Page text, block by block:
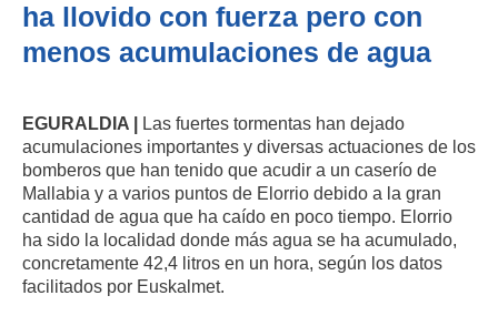
ha llovido con fuerza pero con
menos acumulaciones de agua
EGURALDIA | Las fuertes tormentas han dejado
acumulaciones importantes y diversas actuaciones de los
bomberos que han tenido que acudir a un caserío de
Mallabia y a varios puntos de Elorrio debido a la gran
cantidad de agua que ha caído en poco tiempo. Elorrio
ha sido la localidad donde más agua se ha acumulado,
concretamente 42,4 litros en un hora, según los datos
facilitados por Euskalmet.